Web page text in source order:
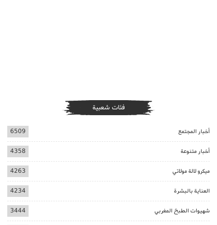
فئات شعبية
أخبار المجتمع 6509
أخبار متنوعة 4358
ميكرو لالة مولاتي 4263
العناية بالبشرة 4234
شهيوات الطبخ المغربي 3444